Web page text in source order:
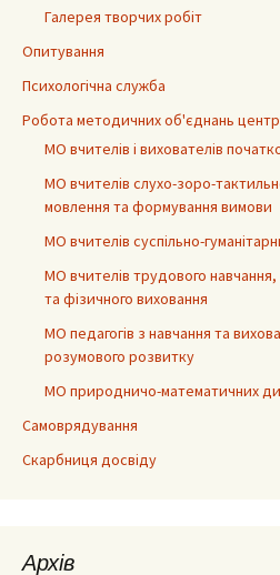
Галерея творчих робіт
Опитування
Психологічна служба
Робота методичних об'єднань
МО вчителів і вихователів
МО вчителів слухо-зоро-
мовлення та формування вимови
МО вчителів суспільно-
МО вчителів трудового
та фізичного виховання
МО педагогів з навчання та
розумового розвитку
МО природничо-математичних
Самоврядування
Скарбниця досвіду
Архів